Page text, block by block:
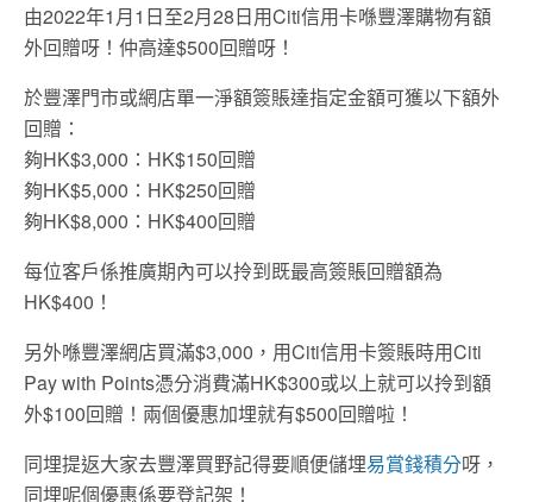
由2022年1月1日至2月28日用Citi信用卡喺豐澤購物有額
外回贈呀！仲高達$500回贈呀！
於豐澤門市或網店單一淨額簽賬達指定金額可獲以下額外
回贈：
夠HK$3,000：HK$150回贈
夠HK$5,000：HK$250回贈
夠HK$8,000：HK$400回贈
每位客戶係推廣期內可以拎到既最高簽賬回贈額為
HK$400！
另外喺豐澤網店買滿$3,000，用Citi信用卡簽賬時用Citi
Pay with Points憑分消費滿HK$300或以上就可以拎到額
外$100回贈！兩個優惠加埋就有$500回贈啦！
同埋提返大家去豐澤買野記得要順便儲埋易賞錢積分呀，
同埋呢個優惠係要登記架！